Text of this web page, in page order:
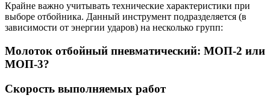
Крайне важно учитывать технические характеристики при
выборе отбойника. Данный инструмент подразделяется (в
зависимости от энергии ударов) на несколько групп:
Молоток отбойный пневматический: МОП-2 или
МОП-3?
Скорость выполняемых работ